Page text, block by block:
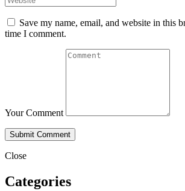
Save my name, email, and website in this
time I comment.
Your Comment
Close
Categories